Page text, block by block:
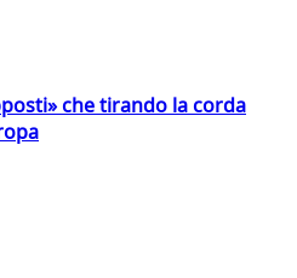
che tirando la corda